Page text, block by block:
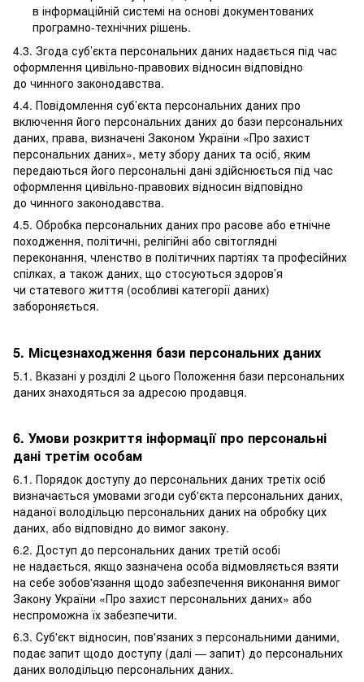
в інформаційній системі на основі документованих
програмно-технічних рішень.
4.3. Згода суб’єкта персональних даних надається під час
оформлення цивільно-правових відносин відповідно
до чинного законодавства.
4.4. Повідомлення суб’єкта персональних даних про
включення його персональних даних до бази персональних
даних, права, визначені Законом України «Про захист
персональних даних», мету збору даних та осіб, яким
передаються його персональні дані здійснюється під час
оформлення цивільно-правових відносин відповідно
до чинного законодавства.
4.5. Обробка персональних даних про расове або етнічне
походження, політичні, релігійні або світоглядні
переконання, членство в політичних партіях та професійних
спілках, а також даних, що стосуються здоров’я
чи статевого життя (особливі категорії даних)
забороняється.
5. Місцезнаходження бази персональних даних
5.1. Вказані у розділі 2 цього Положення бази персональних
даних знаходяться за адресою продавця.
6. Умови розкриття інформації про персональні
дані третім особам
6.1. Порядок доступу до персональних даних третіх осіб
визначається умовами згоди суб'єкта персональних даних,
наданої володільцю персональних даних на обробку цих
даних, або відповідно до вимог закону.
6.2. Доступ до персональних даних третій особі
не надається, якщо зазначена особа відмовляється взяти
на себе зобов'язання щодо забезпечення виконання вимог
Закону України «Про захист персональних даних» або
неспроможна їх забезпечити.
6.3. Суб'єкт відносин, пов'язаних з персональними даними,
подає запит щодо доступу (далі — запит) до персональних
даних володільцю персональних даних.